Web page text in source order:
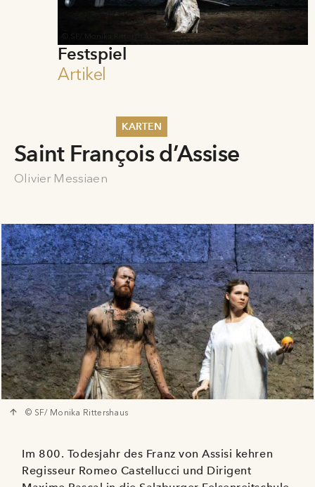
KARTEN
Sommer 2026
Pfingsten 2026
© SF/ Monika Rittershaus
Festspiel
Artikel
Saint François d’Assise
Olivier Messiaen
© SF/ Monika Rittershaus
Im 800. Todesjahr des Franz von Assisi kehren
Regisseur Romeo Castellucci und Dirigent